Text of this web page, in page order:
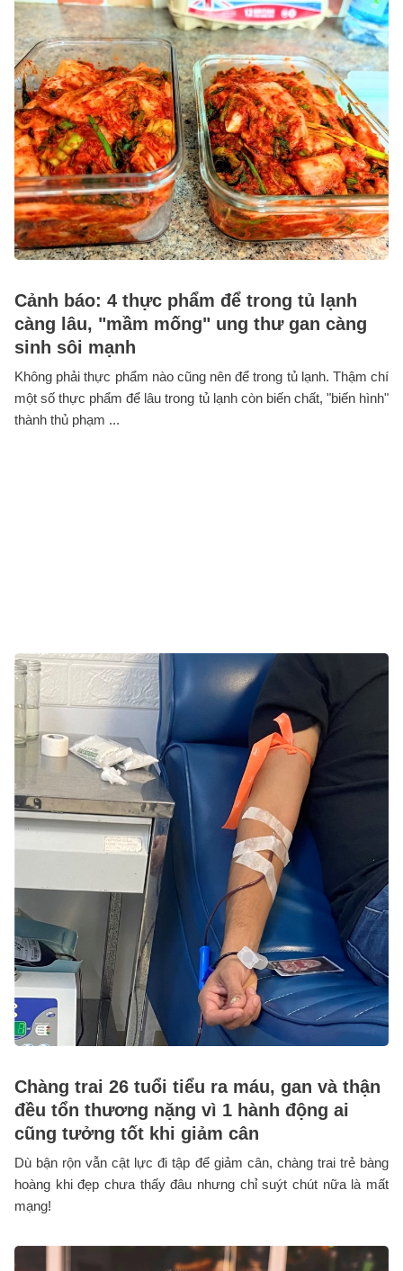
Cảnh báo: 4 thực phẩm để trong tủ lạnh
càng lâu, "mầm mống" ung thư gan càng
sinh sôi mạnh
Không phải thực phẩm nào cũng nên để trong tủ lạnh. Thậm chí
một số thực phẩm để lâu trong tủ lạnh còn biến chất, "biến hình"
thành thủ phạm ...
Chàng trai 26 tuổi tiểu ra máu, gan và thận
đều tổn thương nặng vì 1 hành động ai
cũng tưởng tốt khi giảm cân
Dù bận rộn vẫn cật lực đi tập để giảm cân, chàng trai trẻ bàng
hoàng khi đẹp chưa thấy đâu nhưng chỉ suýt chút nữa là mất
mạng!